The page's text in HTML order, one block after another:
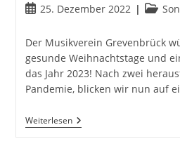
Beitrag25. Dezember 2022
Der Musikverein Grevenbrück
gesunde Weihnachtstage und
das Jahr 2023! Nach zwei
Pandemie, blicken wir nun auf
WeiterlesenFrohe
Weihnachten